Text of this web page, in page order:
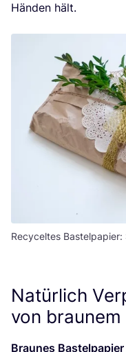
Hän­den hält.
Recyceltes
Natürlich
von
Brau­nes Bas­tel­pa­pier